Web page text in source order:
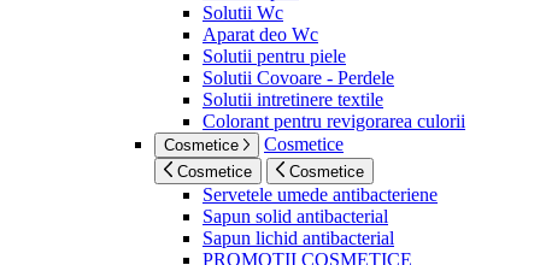
Solutii Wc
Aparat deo Wc
Solutii pentru piele
Solutii Covoare - Perdele
Solutii intretinere textile
Colorant pentru revigorarea culorii
Cosmetice Cosmetice
Cosmetice Cosmetice
Servetele umede antibacteriene
Sapun solid antibacterial
Sapun lichid antibacterial
PROMOTII COSMETICE